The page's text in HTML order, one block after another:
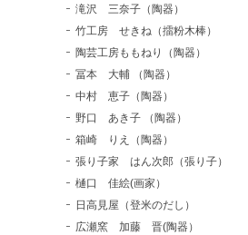
滝沢 三奈子（陶器）
竹工房 せきね（擂粉木棒）
陶芸工房ももねり（陶器）
冨本 大輔 （陶器）
中村 恵子（陶器）
野口 あき子 （陶器）
箱崎 りえ（陶器）
張り子家 はん次郎（張り子）
樋口 佳絵(画家）
日高見屋（登米のだし）
広瀬窯 加藤 晋(陶器）